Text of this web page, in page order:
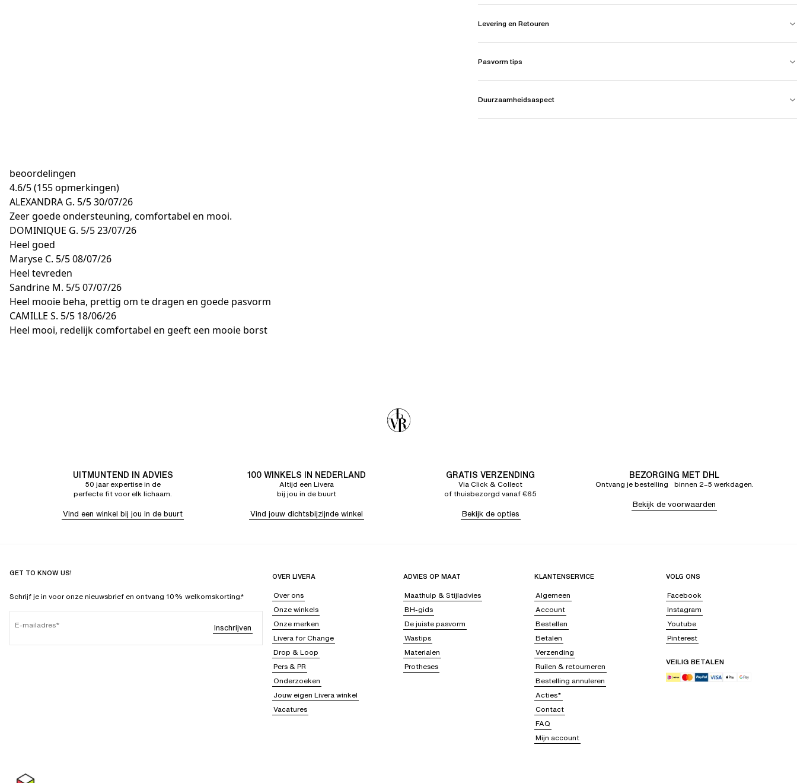
Levering en Retouren
Pasvorm tips
Duurzaamheidsaspect
beoordelingen
4.6/5(155 opmerkingen)
ALEXANDRA G. 5/530/07/26
Zeer goede ondersteuning, comfortabel en mooi.
DOMINIQUE G. 5/523/07/26
Heel goed
Maryse C. 5/508/07/26
Heel tevreden
Sandrine M. 5/507/07/26
Heel mooie beha, prettig om te dragen en goede pasvorm
CAMILLE S. 5/5 18/06/26
Heel mooi, redelijk comfortabel en geeft een mooie borst
UITMUNTEND IN ADVIES
50 jaar expertise in de
perfecte fit voor elk lichaam.
Vind een winkel bij jou in de buurt
100 WINKELS IN NEDERLAND
Altijd een Livera
bij jou in de buurt
Vind jouw dichtsbijzijnde winkel
GRATIS VERZENDING
Via Click & Collect
of thuisbezorgd vanaf €65
Bekijk de opties
BEZORGING MET DHL
Ontvang je bestelling binnen 2–5 werkdagen.
Bekijk de voorwaarden
GET TO KNOW US!
Schrijf je in voor onze nieuwsbrief en ontvang 10% welkomskorting.*
E-mailadres Inschrijven
OVER LIVERA
Over ons
Onze winkels
Onze merken
Livera for Change
Drop & Loop
Pers & PR
Onderzoeken
Jouw eigen Livera winkel
Vacatures
ADVIES OP MAAT
Maathulp & Stijladvies
BH-gids
De juiste pasvorm
Wastips
Materialen
Protheses
KLANTENSERVICE
Algemeen
Account
Bestellen
Betalen
Verzending
Ruilen & retourneren
Bestelling annuleren
Acties*
Contact
FAQ
Mijn account
VOLG ONS
Facebook
Instagram
Youtube
Pinterest
VEILIG BETALEN